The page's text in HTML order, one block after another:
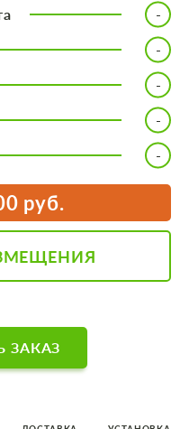
руб.
ЗАКАЗ